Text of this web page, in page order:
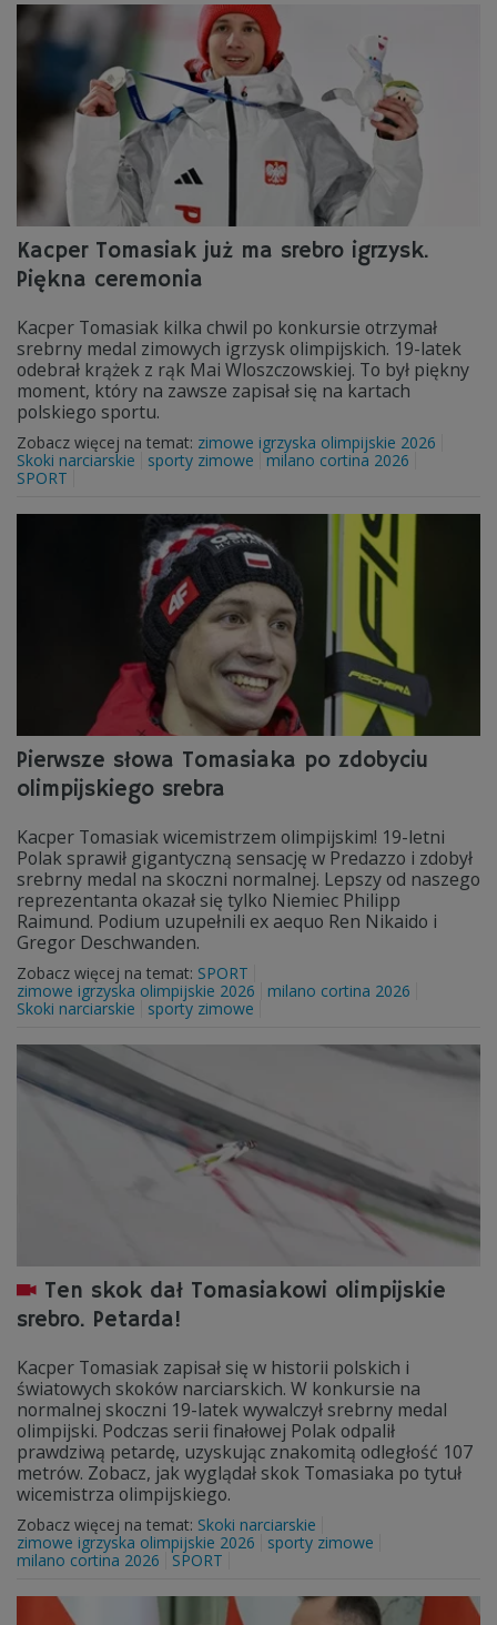
Kacper Tomasiak już ma srebro igrzysk.
Piękna ceremonia
Kacper Tomasiak kilka chwil po konkursie otrzymał
srebrny medal zimowych igrzysk olimpijskich. 19-latek
odebrał krążek z rąk Mai Wloszczowskiej. To był piękny
moment, który na zawsze zapisał się na kartach
polskiego sportu.
Zobacz więcej na temat: zimowe igrzyska olimpijskie 2026
Skoki narciarskie
sporty zimowe
milano cortina 2026
SPORT
Pierwsze słowa Tomasiaka po zdobyciu
olimpijskiego srebra
Kacper Tomasiak wicemistrzem olimpijskim! 19-letni
Polak sprawił gigantyczną sensację w Predazzo i zdobył
srebrny medal na skoczni normalnej. Lepszy od naszego
reprezentanta okazał się tylko Niemiec Philipp
Raimund. Podium uzupełnili ex aequo Ren Nikaido i
Gregor Deschwanden.
Zobacz więcej na temat: SPORT
zimowe igrzyska olimpijskie 2026
milano cortina 2026
Skoki narciarskie
sporty zimowe
Ten skok dał Tomasiakowi olimpijskie
srebro. Petarda!
Kacper Tomasiak zapisał się w historii polskich i
światowych skoków narciarskich. W konkursie na
normalnej skoczni 19-latek wywalczył srebrny medal
olimpijski. Podczas serii finałowej Polak odpalił
prawdziwą petardę, uzyskując znakomitą odległość 107
metrów. Zobacz, jak wyglądał skok Tomasiaka po tytuł
wicemistrza olimpijskiego.
Zobacz więcej na temat: Skoki narciarskie
zimowe igrzyska olimpijskie 2026
sporty zimowe
milano cortina 2026
SPORT